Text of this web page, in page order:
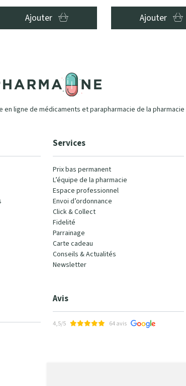
Ajouter Ajouter
ligne de médicaments et parapharmacie de la pharmacie
Services
Prix bas permanent
L’équipe de la pharmacie
Espace professionnel
Envoi d’ordonnance
Click & Collect
Fidelité
Parrainage
Carte cadeau
Conseils & Actualités
Newsletter
Avis
4,5/5 64 avis